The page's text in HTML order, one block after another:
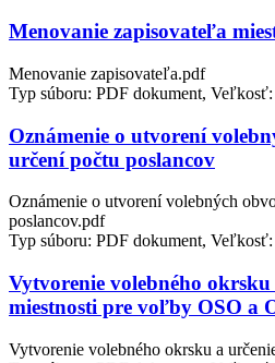
Menovanie zapisovateľa
Menovanie zapisovateľa.pdf
Typ súboru: PDF dokument,
Oznámenie o utvorení
určení počtu poslancov
Oznámenie o utvorení volebných
poslancov.pdf
Typ súboru: PDF dokument,
Vytvorenie volebného
miestnosti pre voľby OSO a
Vytvorenie volebného okrsku a